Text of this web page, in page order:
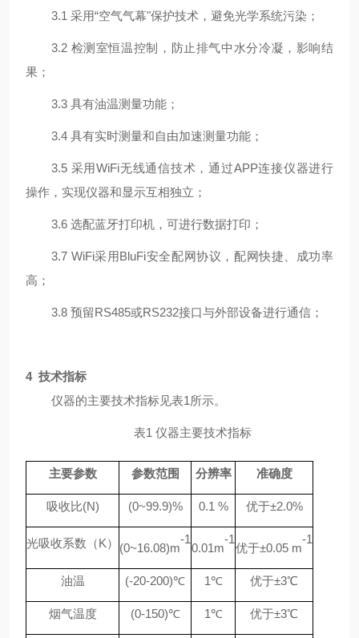
3.1 采用“空气气幕"保护技术，避免光学系统污染；
3.2 检测室恒温控制，防止排气中水分冷凝，影响结
果；
3.3 具有油温测量功能；
3.4 具有实时测量和自由加速测量功能；
3.5 采用WiFi无线通信技术，通过APP连接仪器进行
操作，实现仪器和显示互相独立；
3.6 选配蓝牙打印机，可进行数据打印；
3.7 WiFi采用BluFi安全配网协议，配网快捷、成功率
高；
3.8 预留RS485或RS232接口与外部设备进行通信；
4 技术指标
仪器的主要技术指标见表1 所示。
表1 仪器主要技术指标
主要参数 参数范围 分辨率 准确度
吸收比(N) (0~99.9)% 0.1 % 优于±2.0%
光吸收系数 （K） (0~16.08)m
-1
0.01m
-1
优于±0.05 m
-1
油温 (-20-200)℃ 1℃ 优于±3℃
烟气温度 (0-150)℃ 1℃ 优于±3℃